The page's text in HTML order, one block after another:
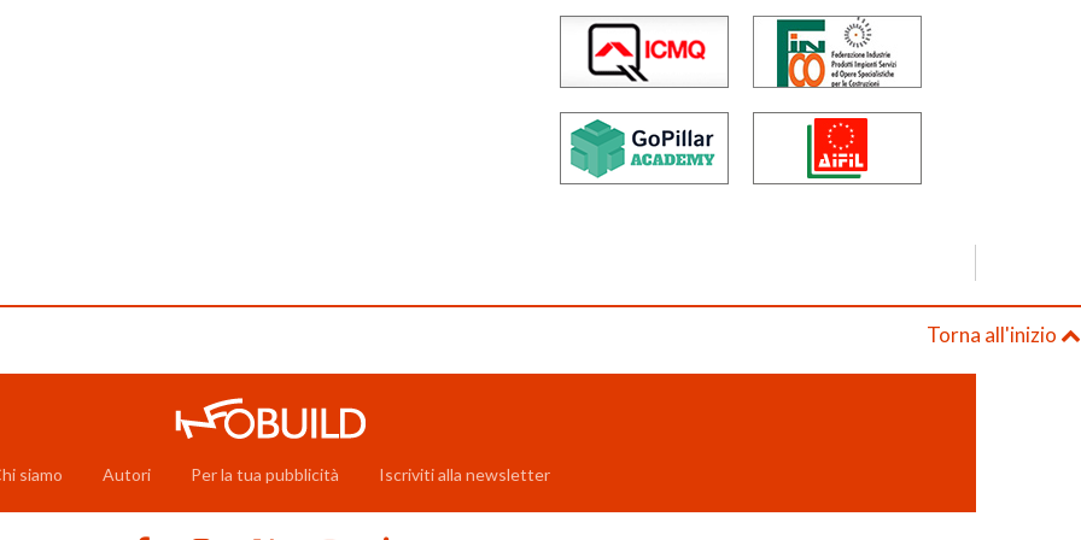
Torna all'inizio
siamo Autori Per la tua pubblicità Iscriviti alla newsletter